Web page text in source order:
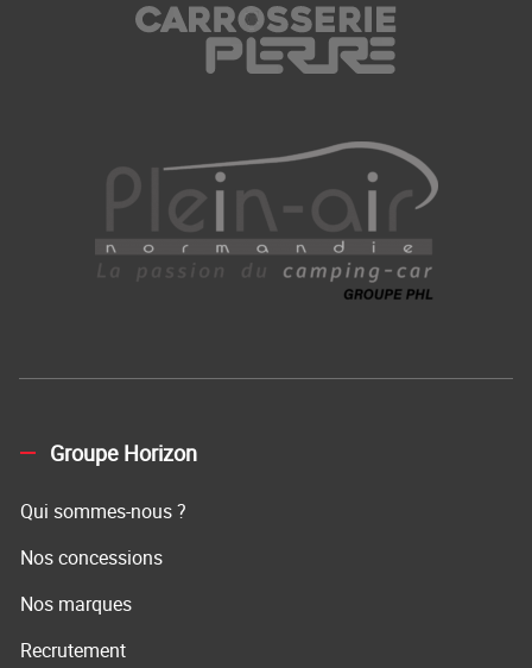
Groupe Horizon
Qui sommes-nous ?
Nos concessions
Nos marques
Recrutement